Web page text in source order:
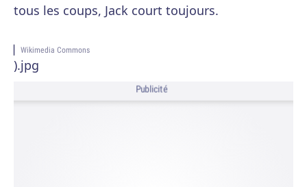
tous les coups, Jack court toujours.
Wikimedia Commons
).jpg
Publicité